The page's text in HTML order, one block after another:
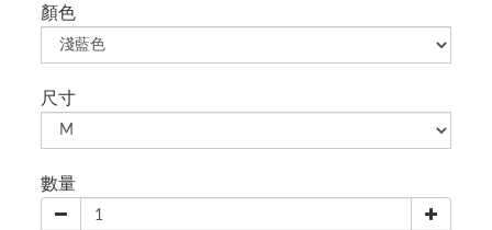
顏色
尺寸
數量